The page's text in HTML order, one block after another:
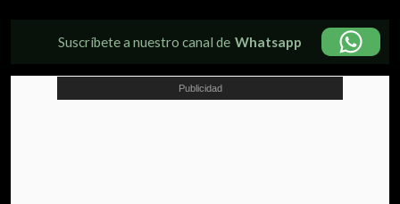
Suscríbete a nuestro canal de Whatsapp